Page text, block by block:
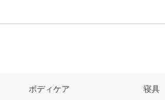
ボディケア 寝具